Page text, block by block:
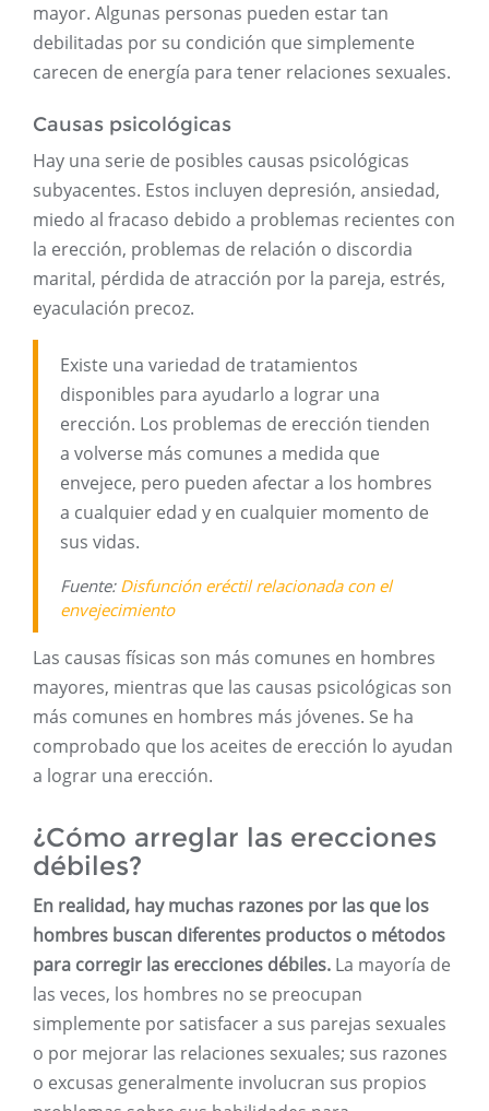
mayor. Algunas personas pueden estar tan
debilitadas por su condición que simplemente
carecen de energía para tener relaciones sexuales.
Causas psicológicas
Hay una serie de posibles causas psicológicas
subyacentes. Estos incluyen depresión, ansiedad,
miedo al fracaso debido a problemas recientes con
la erección, problemas de relación o discordia
marital, pérdida de atracción por la pareja, estrés,
eyaculación precoz.
Existe una variedad de tratamientos
disponibles para ayudarlo a lograr una
erección. Los problemas de erección tienden
a volverse más comunes a medida que
envejece, pero pueden afectar a los hombres
a cualquier edad y en cualquier momento de
sus vidas.
Fuente: Disfunción eréctil relacionada con el
envejecimiento
Las causas físicas son más comunes en hombres
mayores, mientras que las causas psicológicas son
más comunes en hombres más jóvenes. Se ha
comprobado que los aceites de erección lo ayudan
a lograr una erección.
¿Cómo arreglar las erecciones
débiles?
En realidad, hay muchas razones por las que los
hombres buscan diferentes productos o métodos
para corregir las erecciones débiles. La mayoría de
las veces, los hombres no se preocupan
simplemente por satisfacer a sus parejas sexuales
o por mejorar las relaciones sexuales; sus razones
o excusas generalmente involucran sus propios